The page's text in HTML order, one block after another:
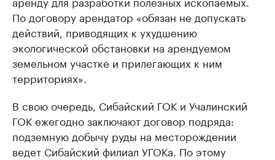
По договору арендатор «обязан не допускать
действий, приводящих к ухудшению
экологической обстановки на арендуемом
земельном участке и прилегающих к ним
территориях».
В свою очередь, Сибайский ГОК и Учалинский
ГОК ежегодно заключают договор подряда:
подземную добычу руды на месторождении
ведет Сибайский филиал УГОКа. По этому